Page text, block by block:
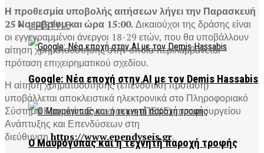
LIFESTYLE
Google: Νέα εποχή στην AI με τον Demis Hassabis
Ο Μαυρόγυπας και η τεχνητή παροχή τροφής
Η προθεσμία υποβολής αιτήσεων λήγει την Παρασκευή
25 Νοεμβρίου και ώρα 15:00.Δικαιούχοι της δράσης είναι
οι εγγεγραμμένοι άνεργοι 18-29 ετών, που θα υποβάλλουν
αίτηση χρηματοδότησης στην οποία περιλαμβάνεται
πρόταση επιχειρηματικού σχεδίου.
Η αίτηση χρηματοδότησης (επενδυτική πρόταση)
υποβάλλεται αποκλειστικά ηλεκτρονικά στο Πληροφοριακό
Σύστημα Κρατικών Ενισχύσεων (ΠΣΚΕ) του υπουργείου
Ανάπτυξης και Επενδύσεων στη
διεύθυνσηhttps://www.ependyseis.gr.